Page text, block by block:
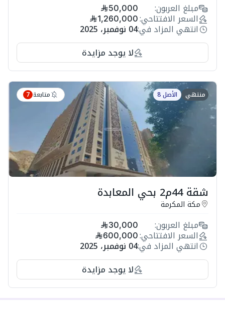
مبلغ العربون: 50,000
السعر الافتتاحي: 1,260,000
انتهي المزاد في:04 نوفمبر، 2025
لا يوجد مزايدة
منتهي الأصل 8 متابعة 7
شقة 44م2 بحي المعابدة
مكة المكرمة
مبلغ العربون: 30,000
السعر الافتتاحي: 600,000
انتهي المزاد في:04 نوفمبر، 2025
لا يوجد مزايدة